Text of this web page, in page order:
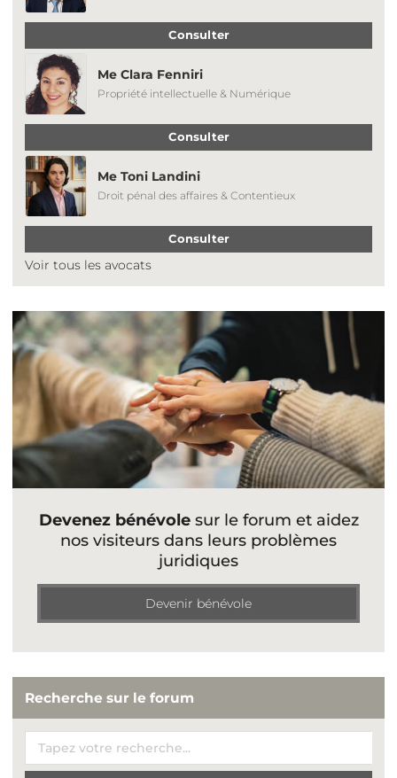
Consulter
Me Clara Fenniri
Propriété intellectuelle & Numérique
Consulter
Me Toni Landini
Droit pénal des affaires & Contentieux
Consulter
Voir tous les avocats
Devenez bénévolesur le forum et aidez
nos visiteurs dans leurs problèmes
juridiques
Devenir bénévole
Recherche sur le forum